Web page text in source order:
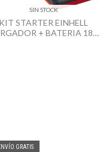
SIN STOCK
KIT STARTER EINHELL
+ BATERIA 18V
GRATIS